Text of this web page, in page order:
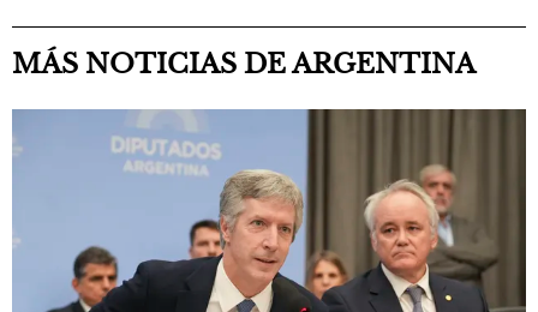
MÁS NOTICIAS DE ARGENTINA